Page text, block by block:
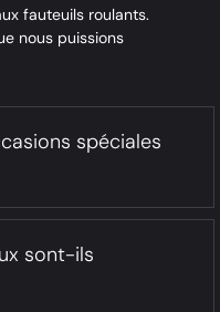
fauteuils roulants.
nous puissions
spéciales
sont-ils